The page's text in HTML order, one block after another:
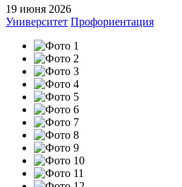
19 июня 2026
Университет Профориентация